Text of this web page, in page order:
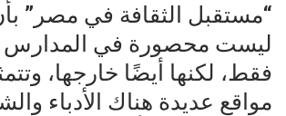
“مستقبل الثقافة في مصر”
ليست محصورة في المدارس
فقط، لكنها أيضًا خارجها،
مواقع عديدة هناك الأدباء